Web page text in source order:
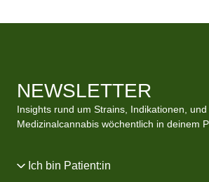
NEWSLETTER
Insights rund um Strains, Indikationen,
Medizinalcannabis wöchentlich in deinem